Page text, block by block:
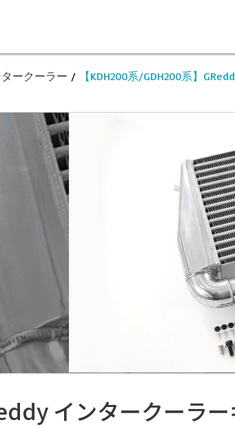
ークーラー / 【KDH200系/GDH200系】
インタークーラ